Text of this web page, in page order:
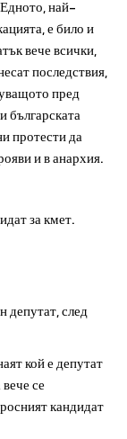
най-
е било и
вече всички,
последствия,
пред
българската
протести да
и в анархия.
за кмет.
депутат, след
кой е депутат
се
кандидат